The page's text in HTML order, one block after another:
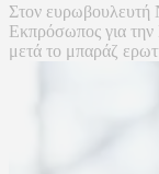
Στον
Εκπρόσωπος για
μετά το μπαράζ